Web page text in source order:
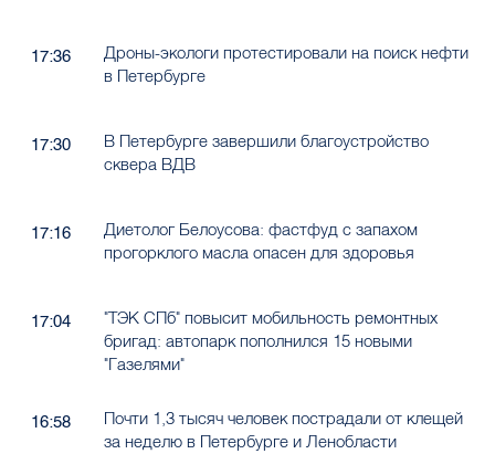
17:36
Дроны-экологи протестировали на поиск нефти
в Петербурге
17:30
В Петербурге завершили благоустройство
сквера ВДВ
17:16
Диетолог Белоусова: фастфуд с запахом
прогорклого масла опасен для здоровья
17:04
"ТЭК СПб" повысит мобильность ремонтных
бригад: автопарк пополнился 15 новыми
"Газелями"
16:58
Почти 1,3 тысяч человек пострадали от клещей
за неделю в Петербурге и Ленобласти